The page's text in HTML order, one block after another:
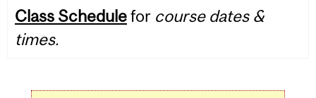
Class Schedulefor course dates &
times.